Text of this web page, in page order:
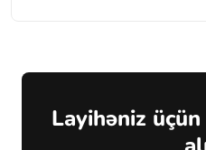
Layihəniz